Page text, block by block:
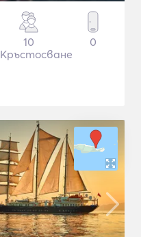
10
Кръстосване
0